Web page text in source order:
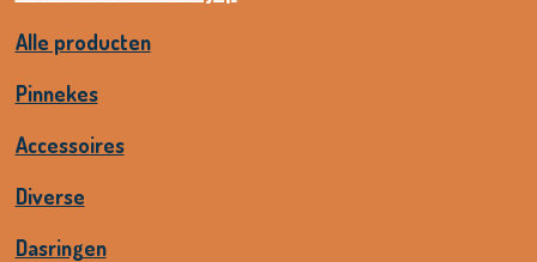
Alle producten
Pinnekes
Accessoires
Diverse
Dasringen